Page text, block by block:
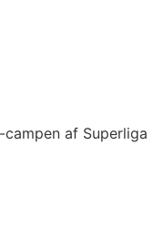
af Superliga